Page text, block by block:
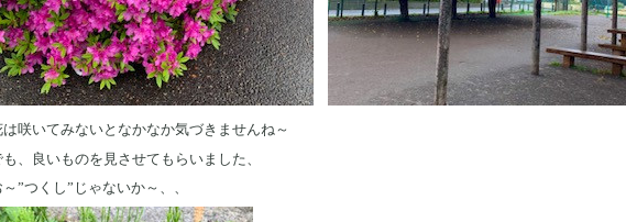
は咲いてみないとなかなか気づきませんね～
も、良いものを見させてもらいました、
～”つくし”じゃないか～、、